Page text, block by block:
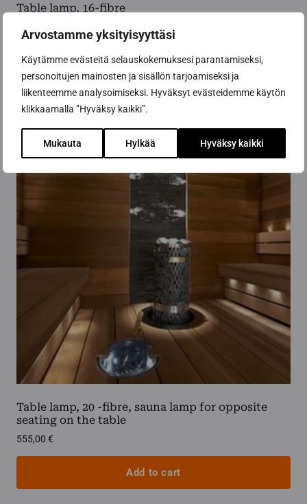
Arvostamme yksityisyyttäsi
Käytämme evästeitä selauskokemuksesi parantamiseksi,
personoitujen mainosten ja sisällön tarjoamiseksi ja
liikenteemme analysoimiseksi. Hyväksyt evästeidemme käytön
klikkaamalla ”Hyväksy kaikki”.
Mukauta Hylkää Hyväksy kaikki
Table lamp, 16-fibre
Add to cart
Table lamp, 20 -fibre, sauna lamp for opposite
seating on the table
555,00 €
Add to cart